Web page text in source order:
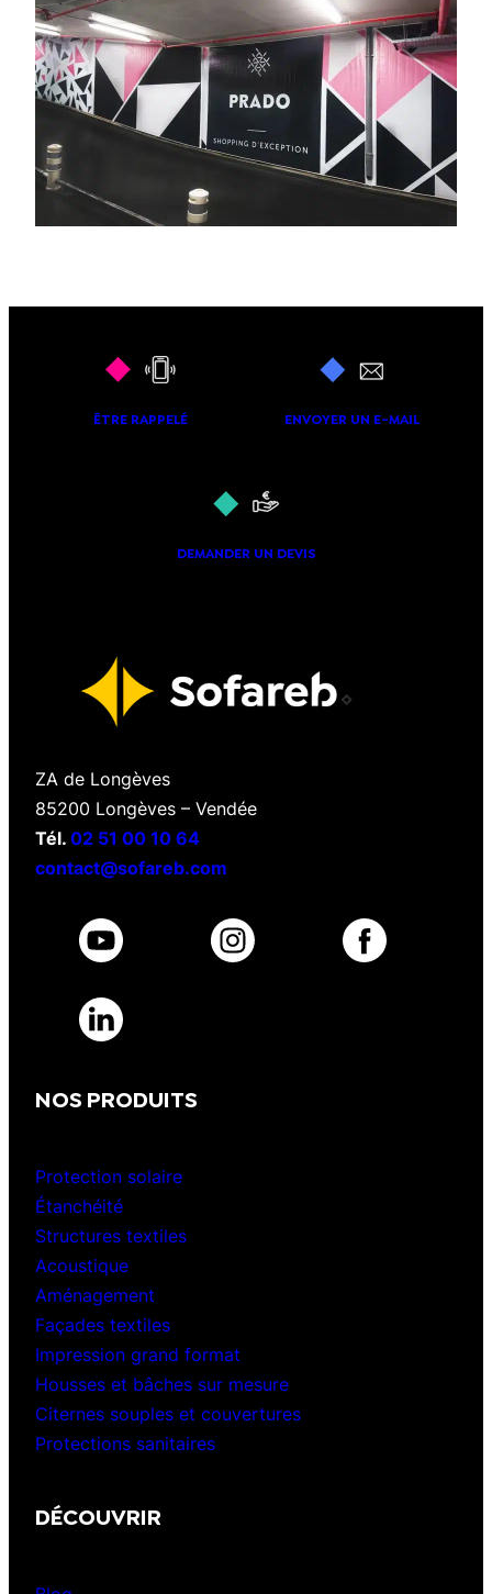
ÊTRE RAPPELÉ ENVOYER UN E-MAIL
DEMANDER UN DEVIS
ZA de Longèves
85200 Longèves – Vendée
Tél. 02 51 00 10 64
contact@sofareb.com
NOS PRODUITS
Protection solaire
Étanchéité
Structures textiles
Acoustique
Aménagement
Façades textiles
Impression grand format
Housses et bâches sur mesure
Citernes souples et couvertures
Protections sanitaires
DÉCOUVRIR